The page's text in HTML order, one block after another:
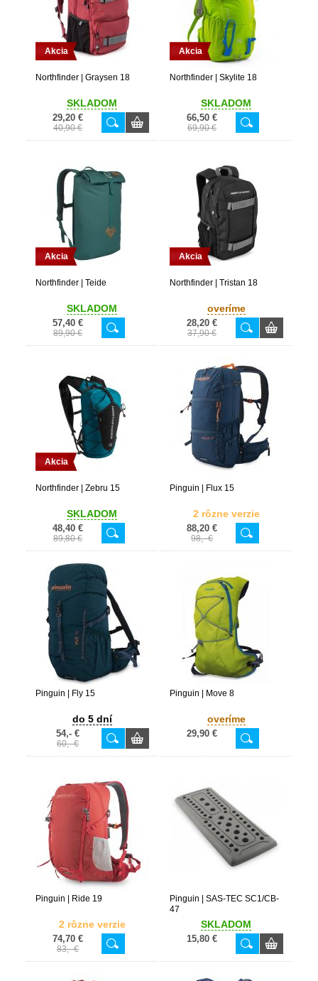
Akcia
Northfinder | Graysen 18
SKLADOM
29,20 €
40,90 €
Akcia
Northfinder | Skylite 18
SKLADOM
66,50 €
69,90 €
Akcia
Northfinder | Teide
SKLADOM
57,40 €
89,90 €
Akcia
Northfinder | Tristan 18
overíme
28,20 €
37,90 €
Akcia
Northfinder | Zebru 15
SKLADOM
48,40 €
89,80 €
Pinguin | Flux 15
2 rôzne verzie
88,20 €
98,- €
Pinguin | Fly 15
do 5 dní
54,- €
60,- €
Pinguin | Move 8
overíme
29,90 €
Pinguin | Ride 19
2 rôzne verzie
74,70 €
83,- €
Pinguin | SAS-TEC SC1/CB-
47
SKLADOM
15,80 €